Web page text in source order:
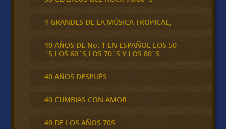
4 GRANDES DE LA MÚSICA TROPICAL,
40 AÑOS DE No. 1 EN ESPAÑOL LOS 50
´S,LOS 60´S,LOS 70´S Y LOS 80´S
40 AÑOS DESPUÉS
40 CUMBIAS CON AMOR
40 DE LOS AÑOS 70S